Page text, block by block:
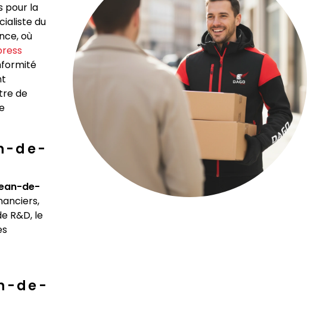
pour la
du
où
de
de-
de-
R&D, le
de-